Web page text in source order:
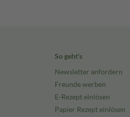
So geht's
Newsletter anfordern
Freunde werben
E-Rezept einlösen
Papier Rezept einlösen